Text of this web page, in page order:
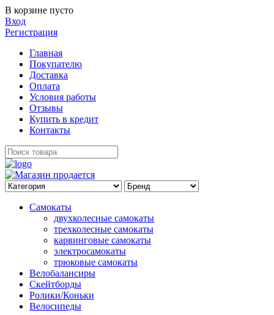
В корзине пусто
Вход
Регистрация
Главная
Покупателю
Доставка
Оплата
Условия работы
Отзывы
Купить в кредит
Контакты
Самокаты
двухколесные самокаты
трехколесные самокаты
карвинговые самокаты
электросамокаты
трюковые самокаты
Велобалансиры
Скейтборды
Ролики/Коньки
Велосипеды